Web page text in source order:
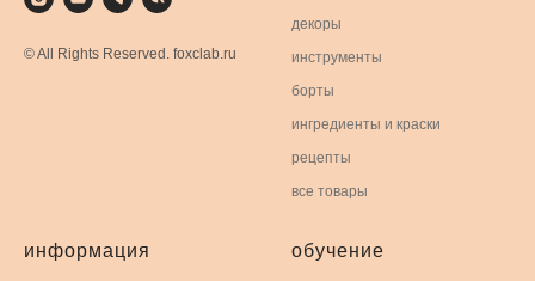
© All Rights Reserved. foxclab.ru
декоры
инструменты
борты
ингредиенты и краски
рецепты
все товары
информация обучение